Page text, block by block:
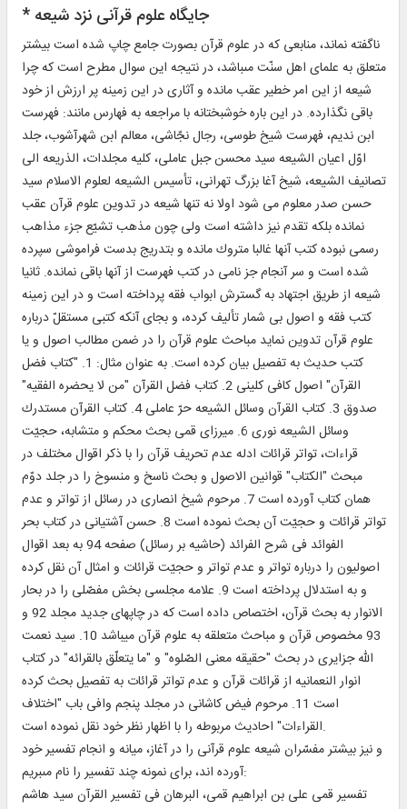
* جايگاه علوم قرآنى نزد شيعه‏
ناگفته نماند، منابعى كه در علوم قرآن بصورت جامع چاپ شده است بيشتر
متعلق به علماى اهل سنّت مى‏باشد، در نتيجه اين سوال مطرح است كه چرا
شيعه از اين امر خطير عقب مانده و آثارى در اين زمينه پر ارزش از خود
باقى نگذارده. در اين باره خوشبختانه با مراجعه به فهارس مانند: فهرست
ابن نديم، فهرست شيخ طوسى، رجال نجّاشى، معالم ابن شهرآشوب، جلد
اوّل اعيان الشيعه سيد محسن جبل عاملى، كليه مجلدات، الذريعه الى
تصانيف الشيعه، شيخ آغا بزرگ تهرانى، تأسيس الشيعه لعلوم الاسلام سيد
حسن صدر معلوم مى شود اولا نه تنها شيعه در تدوين علوم قرآن عقب
نمانده بلكه تقدم نيز داشته است ولى چون مذهب تشيّع جزء مذاهب
رسمى نبوده كتب آنها غالبا متروك مانده و بتدريج بدست فراموشى سپرده
شده است و سر آنجام جز نامى در كتب فهرست از آنها باقى نمانده. ثانيا
شيعه از طريق اجتهاد به گسترش ابواب فقه پرداخته است و در اين زمينه
كتب فقه و اصول بى شمار تأليف كرده، و بجاى آنكه كتبى مستقلّ درباره
علوم قرآن تدوين نمايد مباحث علوم قرآن را در ضمن مطالب اصول و يا
كتب حديث به تفصيل بيان كرده است. به عنوان مثال: 1. "كتاب فضل
القرآن" اصول كافى كلينى 2. كتاب فضل القرآن "من لا يحضره الفقيه"
صدوق 3. كتاب القرآن وسائل الشيعه حرّ عاملى 4. كتاب القرآن مستدرك
وسائل الشيعه نورى 6. ميرزاى قمى بحث محكم و متشابه، حجيّت
قراءات، تواتر قرائات ادله عدم تحريف قرآن را با ذكر اقوال مختلف در
مبحث "الكتاب" قوانين الاصول و بحث ناسخ و منسوخ را در جلد دوّم
همان كتاب آورده است 7. مرحوم شيخ انصارى در رسائل از تواتر و عدم
تواتر قرائات و حجيّت آن بحث نموده است 8. حسن آشتيانى در كتاب بحر
الفوائد فى شرح الفرائد (حاشيه بر رسائل) صفحه 94 به بعد اقوال
اصوليون را درباره تواتر و عدم تواتر و حجيّت قرائات و امثال آن نقل كرده
و به استدلال پرداخته است 9. علامه مجلسى بخش مفصّلى را در بحار
الانوار به بحث قرآن، اختصاص داده است كه در چاپهاى جديد مجلد 92 و
93 مخصوص قرآن و مباحث متعلقه به علوم قرآن ميباشد 10. سيد نعمت
اللّه جزايرى در بحث "حقيقه معنى الصّلوه" و "ما يتعلّق بالقرائه" در كتاب
انوار النعمانيه از قرائات قرآن و عدم تواتر قرائات به تفصيل بحث كرده
است 11. مرحوم فيض كاشانى در مجلد پنجم وافى باب "اختلاف
القراءات" احاديث مربوطه را با اظهار نظر خود نقل نموده است.
و نيز بيشتر مفسّران شيعه علوم قرآنى را در آغاز، ميانه و انجام تفسير خود
آورده اند، براى نمونه چند تفسير را نام مى‏بريم:
تفسير قمى على بن ابراهيم قمى، البرهان فى تفسير القرآن سيد هاشم